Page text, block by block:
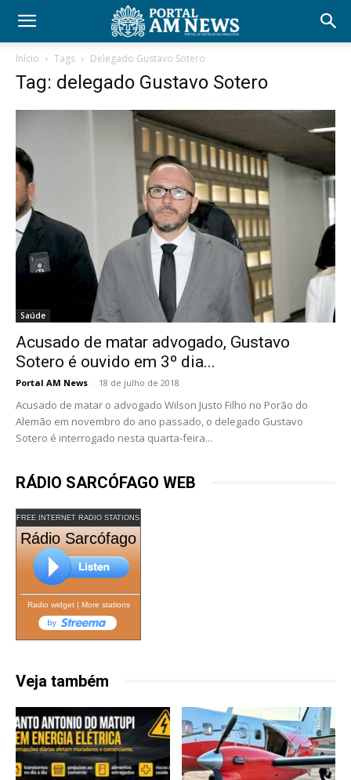
Início Tags Delegado Gustavo Sotero
Tag: delegado Gustavo Sotero
Saúde
Acusado de matar advogado, Gustavo
Sotero é ouvido em 3º dia...
Portal AM News - 18 de julho de 2018
Acusado de matar o advogado Wilson Justo Filho no Porão do
Alemão em novembro do ano passado, o delegado Gustavo
Sotero é interrogado nesta quarta-feira...
RÁDIO SARCÓFAGO WEB
FREE INTERNET RADIO STATIONS
Rádio Sarcófago
Radio widget| More stations
Veja também